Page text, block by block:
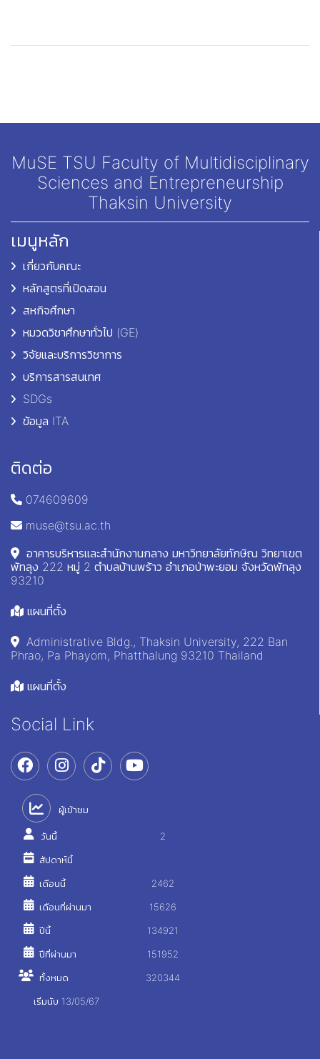
MuSE TSU Faculty of Multidisciplinary
Sciences and Entrepreneurship
Thaksin University
เมนูหลัก
เกี่ยวกับคณะ
หลักสูตรที่เปิดสอน
สหกิจศึกษา
หมวดวิชาศึกษาทั่วไป (GE)
วิจัยและบริการวิชาการ
บริการสารสนเทศ
SDGs
ข้อมูล ITA
ติดต่อ
074609609
muse@tsu.ac.th
อาคารบริหารและสำนักงานกลาง มหาวิทยาลัยทักษิณ วิทยาเขต
พัทลุง 222 หมู่ 2 ตำบลบ้านพร้าว อำเภอป่าพะยอม จังหวัดพัทลุง
93210
แผนที่ตั้ง
Administrative Bldg., Thaksin University, 222 Ban
Phrao, Pa Phayom, Phatthalung 93210 Thailand
แผนที่ตั้ง
Social Link
ผู้เข้าชม
วันนี้ 2
สัปดาห์นี้
เดือนนี้ 2462
เดือนที่ผ่านมา 15626
ปีนี้ 134921
ปีที่ผ่านมา 151952
ทั้งหมด 320344
เริ่มนับ 13/05/67